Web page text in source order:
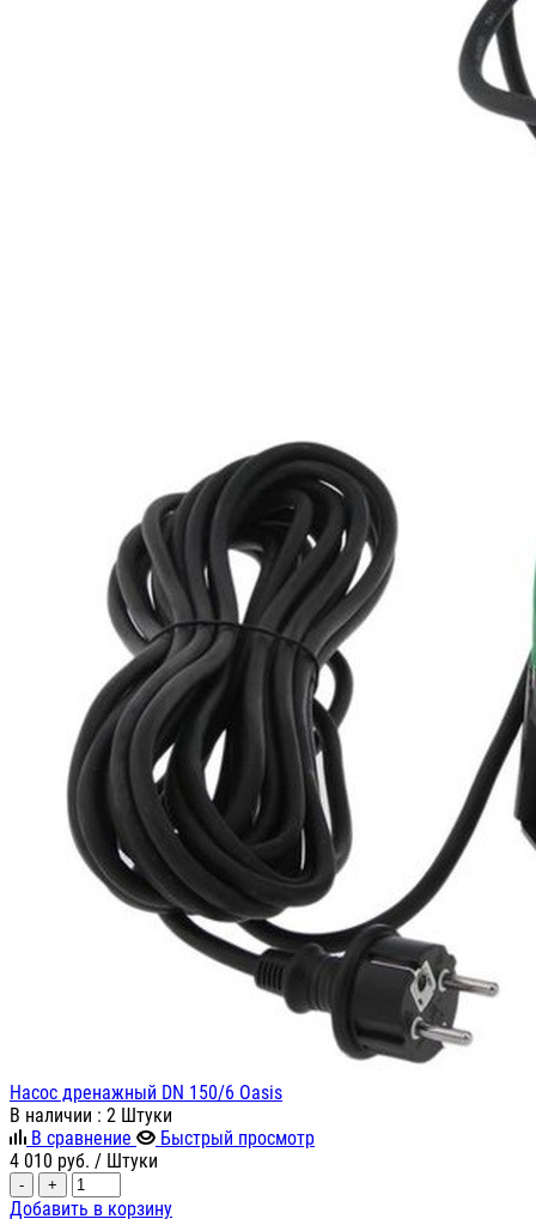
Насос дренажный DN 150/6 Oasis
В наличии : 2 Штуки
В сравнение
Быстрый просмотр
4 010 руб. / Штуки
- +
Добавить в корзину